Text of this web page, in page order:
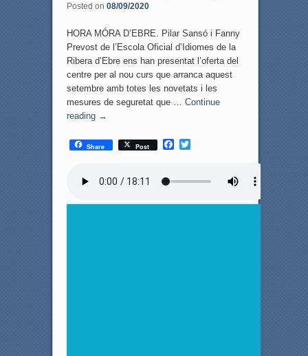
Posted on 08/09/2020
HORA MÓRA D’EBRE. Pilar Sansó i Fanny
Prevost de l’Escola Oficial d’Idiomes de la
Ribera d’Ebre ens han presentat l’oferta del
centre per al nou curs que arranca aquest
setembre amb totes les novetats i les
mesures de seguretat que … Continue
reading →
Share Post
F
T